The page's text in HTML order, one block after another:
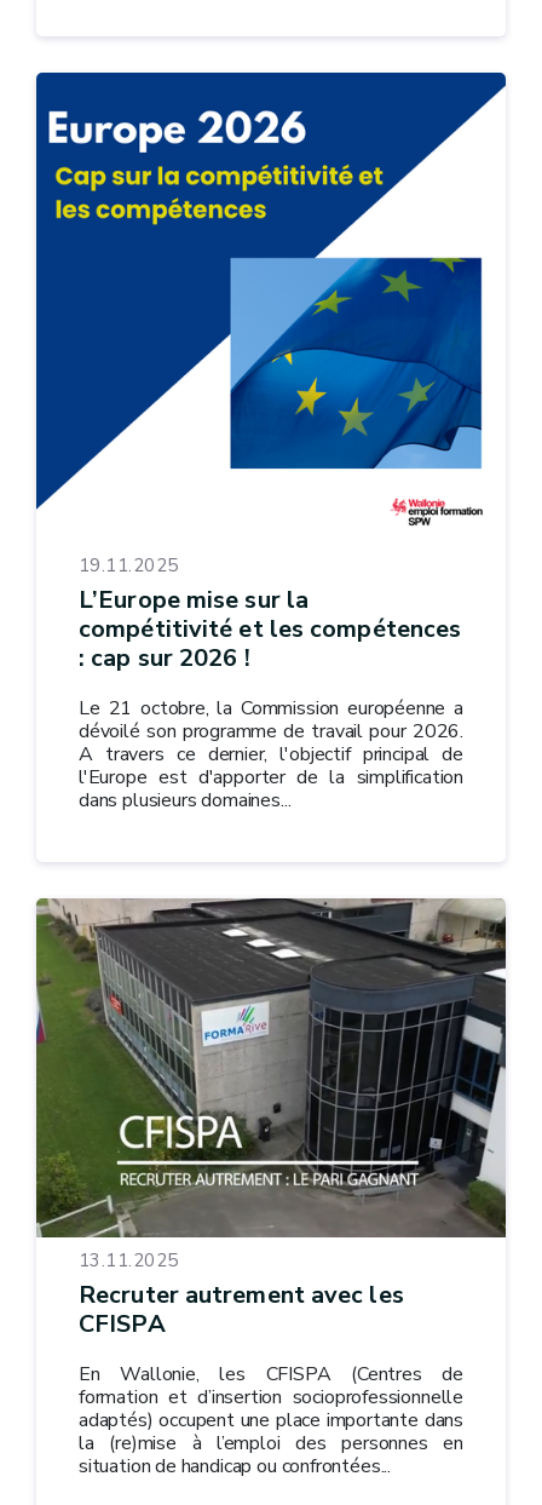
19.11.2025
L’Europe mise sur la
compétitivité et les compétences
: cap sur 2026 !
Le 21 octobre, la Commission européenne a
dévoilé son programme de travail pour 2026.
A travers ce dernier, l'objectif principal de
l'Europe est d'apporter de la simplification
dans plusieurs domaines...
13.11.2025
Recruter autrement avec les
CFISPA
En Wallonie, les CFISPA (Centres de
formation et d’insertion socioprofessionnelle
adaptés) occupent une place importante dans
la (re)mise à l’emploi des personnes en
situation de handicap ou confrontées...